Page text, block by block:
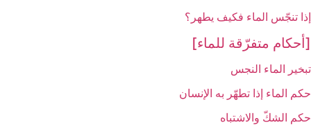
إذا تنجّس الماء فكيف يطهر؟
[أحكام متفرّقة للماء]
تبخير الماء النجس
حكم الماء إذا تطهّر به الإنسان
حكم الشكّ والاشتباه